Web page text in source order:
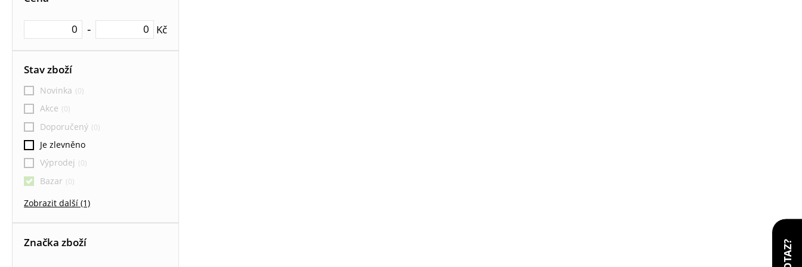
Textilní roletky DEN / NOC
Vertikální žaluzie
Dřevěné žaluzie
- Kč
Stav zboží
Novinka
Akce
Doporučený
Je zlevněno
Výprodej
Bazar
Zobrazit další (1)
Značka zboží